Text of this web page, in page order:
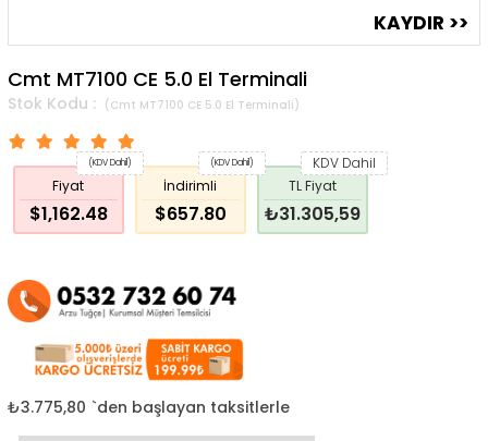
Cmt MT7100 CE 5.0 El Terminali
(Cmt MT7100 CE 5.0 El Terminali)
Fiyat
$1,162.48
(KDV Dahil)
İndirimli
$657.80
(KDV Dahil)
TL Fiyat
₺31.305,59
KDV Dahil
₺3.775,80 `den başlayan taksitlerle